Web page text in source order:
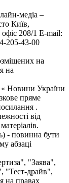
медіа –
Київ,
208/1 E-mail:
205-43-00
на
на
« Новини України
пряме
.
від
- повинна бути
абзаці
"Заява",
"Тест-драйв",
на правах